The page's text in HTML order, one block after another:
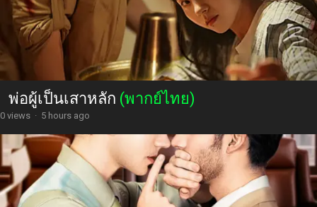
พ่อผู้เป็นเสาหลัก (พากย์ไทย)
0 views · 5 hours ago